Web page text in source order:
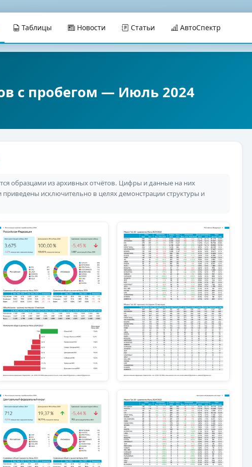
Таблицы Новости Статьи АвтоСпектр
с пробегом — Июль 2024
образцами из архивных отчётов. Цифры и данные на них
приведены исключительно в целях демонстрации структуры и